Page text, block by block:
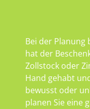
Bei der Planung
hat der
Zollstock oder
Hand gehabt
bewusst oder
planen Sie eine